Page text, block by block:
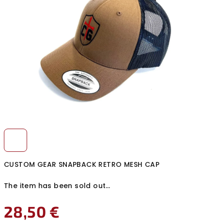
CUSTOM GEAR SNAPBACK RETRO MESH CAP
The item has been sold out…
28,50 €